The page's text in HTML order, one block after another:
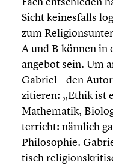
Sicht keines­falls
zum
A und B können
an­ge­bot sein. Um
Gabriel – den
zitieren: „Ethik ist
Mathe­ma­tik,
ter­richt: nämlich
Philo­so­phie.
tisch